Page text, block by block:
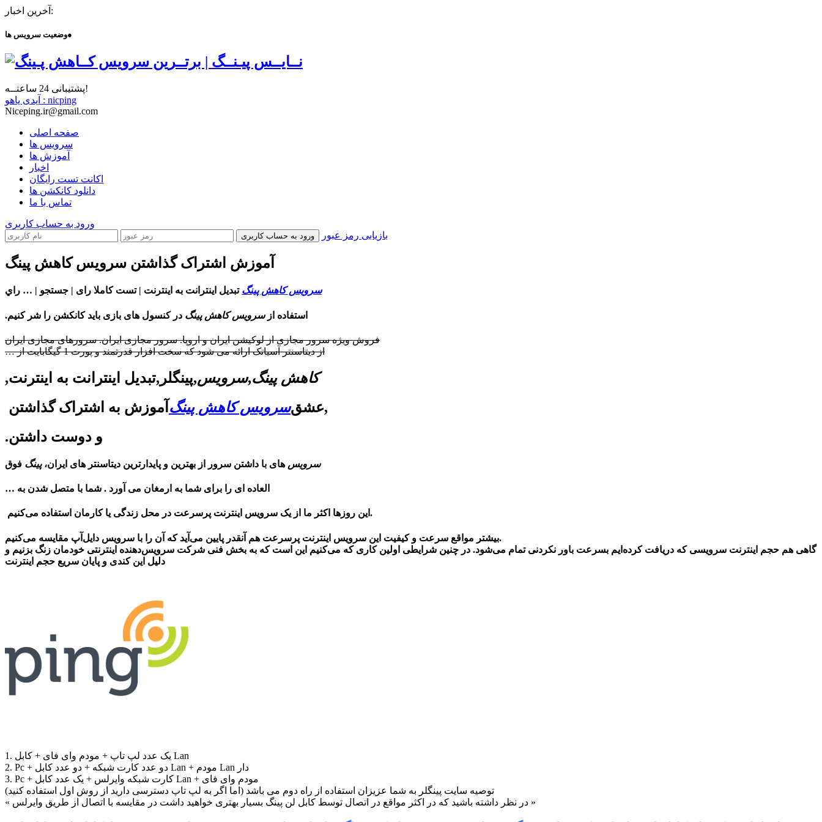
آخرین اخبار:
وضعیت سرویس ها●
پشتیبانی 24 ساعتــه!
آیدی یاهو : nicping
Niceping.ir@gmail.com
صفحه اصلی
سرویس ها
آموزش ها
اخبار
اکانت تست رایگان
دانلود کانکشن ها
تماس با ما
ورود به حساب کاربری
ورود به حساب کاربری بازیابی رمز عبور
آموزش اشتراک گذاشتن سرویس کاهش پینگ
سرویس کاهش پینگ تبدیل اینترانت به اینترنت | تست کاملا رای | جستجو | … راي
استفاده ازسرويس کاهش پينگ در کنسول های بازی باید کانکشن را شر کنیم.
فروش ویژه سرور مجازی از لوکیشن ایران و اروپا. سرور مجازی ایران. سرورهای مجازی ایران
از دیتاسنتر آسیاتک ارائه می شود که سخت افزار قدرتمند و پورت 1 گیگابایت از …
کاهش پینگ,سرویس,پینگلر,تبدیل اینترانت به اینترنت,
آموزش به اشتراک گذاشتن سرویس کاهش پینگ,عشق
و دوست داشتن.
سرویس های با داشتن سرور از بهترین و پایدارترین دیتاسنتر های ایران،پینگ فوق
العاده ای را برای شما به ارمغان می آورد . شما با متصل شدن به …
این روزها اکثر ما از یک سرويس اينترنت پرسرعت در محل زندگی یا کارمان استفاده می‌کنیم.
بیشتر مواقع سرعت و کیفیت این سرويس اينترنت پرسرعت هم آنقدر پایین می‌آید که آن را با سرويس دایل‌آپ مقایسه می‌کنیم.
گاهی هم حجم اينترنت سرويسی که دریافت کرده‌ایم بسرعت باور نکردنی تمام می‌شود. در چنین شرايطی اولین کاری که می‌کنیم این است که به بخش فنی شرکت سرويس‌دهنده اينترنتی خودمان زنگ بزنیم و
دلیل این کندی و پایان سریع حجم اينترنت
1. یک عدد لپ تاپ + مودم وای فای + کابل Lan
2. Pc + دو عدد کارت شبکه + دو عدد کابل Lan + مودم Lan دار
3. Pc + کارت شبکه وایرلس + یک عدد کابل Lan + مودم وای فای
توصیه سایت پینگلر به شما عزیزان استفاده از راه دوم می باشد (اما اگر به لپ تاپ دسترسی دارید از روش اول استفاده کنید)
« در نظر داشته باشید که در اکثر مواقع در اتصال توسط کابل لن پینگ بسیار بهتری خواهید داشت در مقایسه با اتصال از طریق وایرلس »